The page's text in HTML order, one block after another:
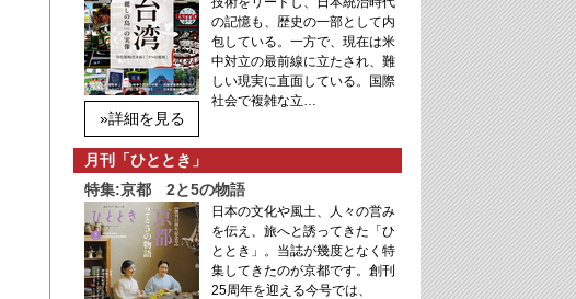
»詳細を見る
の記憶も、歴史の一部として内
包している。一方で、現在は米
中対立の最前線に立たされ、難
しい現実に直面している。国際
社会で複雑な立…
月刊「ひととき」
特集:京都 2と5の物語
日本の文化や風土、人々の営み
を伝え、旅へと誘ってきた「ひ
ととき」。当誌が幾度となく特
集してきたのが京都です。創刊
25周年を迎える今号では、